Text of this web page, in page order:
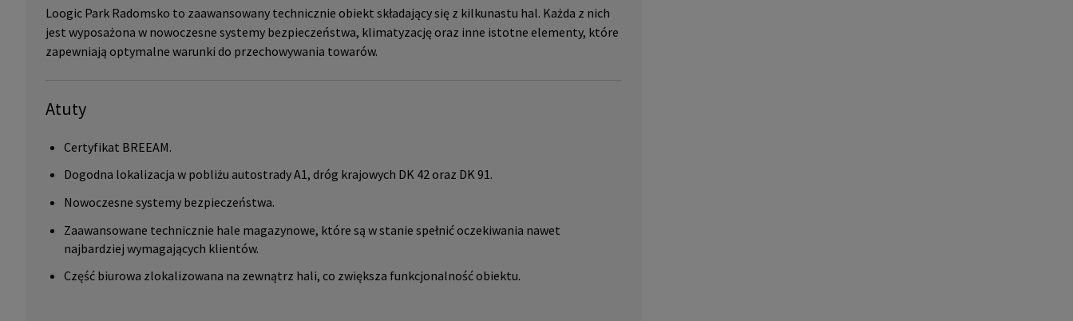
Loogic Park Radomsko to zaawansowany technicznie obiekt składający się z kilkunastu hal. Każda z nich
jest wyposażona w nowoczesne systemy bezpieczeństwa, klimatyzację oraz inne istotne elementy, które
zapewniają optymalne warunki do przechowywania towarów.
Atuty
Certyfikat BREEAM.
Dogodna lokalizacja w pobliżu autostrady A1, dróg krajowych DK 42 oraz DK 91.
Nowoczesne systemy bezpieczeństwa.
Zaawansowane technicznie hale magazynowe, które są w stanie spełnić oczekiwania nawet
najbardziej wymagających klientów.
Część biurowa zlokalizowana na zewnątrz hali, co zwiększa funkcjonalność obiektu.